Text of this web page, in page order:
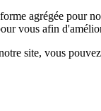
agrégée pour
vous afin
site, vous